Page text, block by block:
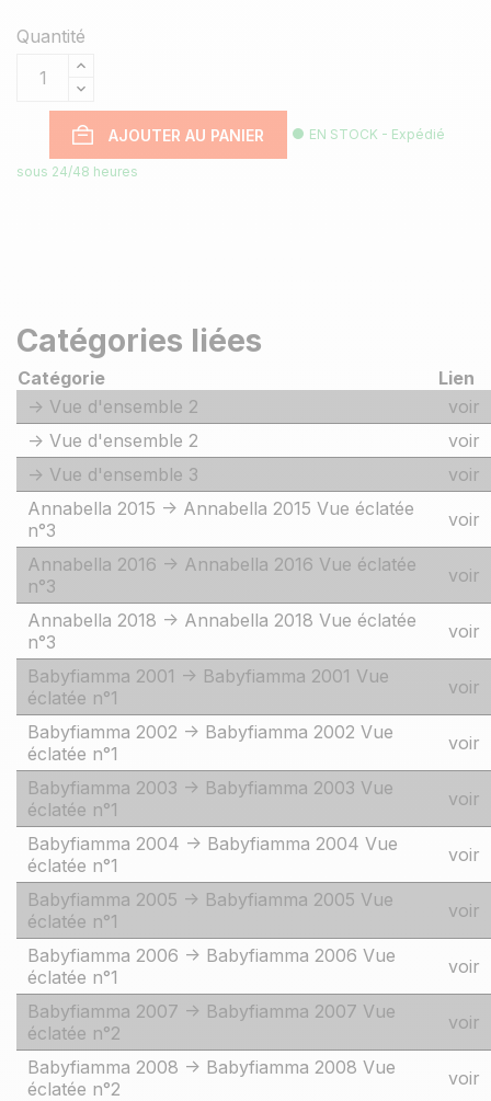
Quantité
AJOUTER AU PANIER EN STOCK - Expédié
sous 24/48 heures
Catégories liées
Catégorie
Lien
-> Vue d'ensemble 2
voir
-> Vue d'ensemble 2
voir
-> Vue d'ensemble 3
voir
Annabella 2015 -> Annabella 2015 Vue éclatée
n°3
voir
Annabella 2016 -> Annabella 2016 Vue éclatée
n°3
voir
Annabella 2018 -> Annabella 2018 Vue éclatée
n°3
voir
Babyfiamma 2001 -> Babyfiamma 2001 Vue
éclatée n°1
voir
Babyfiamma 2002 -> Babyfiamma 2002 Vue
éclatée n°1
voir
Babyfiamma 2003 -> Babyfiamma 2003 Vue
éclatée n°1
voir
Babyfiamma 2004 -> Babyfiamma 2004 Vue
éclatée n°1
voir
Babyfiamma 2005 -> Babyfiamma 2005 Vue
éclatée n°1
voir
Babyfiamma 2006 -> Babyfiamma 2006 Vue
éclatée n°1
voir
Babyfiamma 2007 -> Babyfiamma 2007 Vue
éclatée n°2
voir
Babyfiamma 2008 -> Babyfiamma 2008 Vue
éclatée n°2
voir